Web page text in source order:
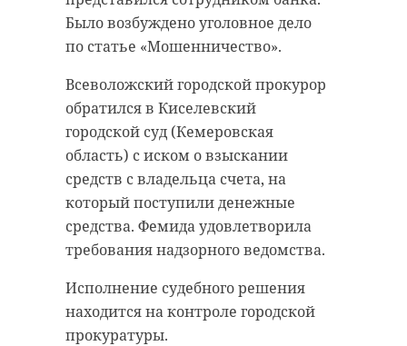
Было возбуждено уголовное дело
по статье «Мошенничество».
Всеволожский городской прокурор
обратился в Киселевский
городской суд (Кемеровская
область) с иском о взыскании
средств с владельца счета, на
который поступили денежные
средства. Фемида удовлетворила
требования надзорного ведомства.
Исполнение судебного решения
находится на контроле городской
прокуратуры.
региона.
«Внутри впервые
проведут отопление,
электричество,
вентиляцию и
санузлы. Это не
ремонт — это
полноценное
оснащение»,
— поделился
Александр